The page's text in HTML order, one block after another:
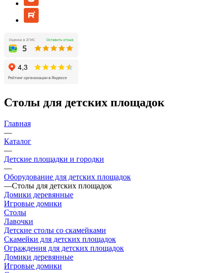
Столы для детских площадок
Главная
—
Каталог
—
Детские площадки и городки
—
Оборудование для детских площадок
—Столы для детских площадок
Домики деревянные
Игровые домики
Столы
Лавочки
Детские столы со скамейками
Скамейки для детских площадок
Ограждения для детских площадок
Домики деревянные
Игровые домики